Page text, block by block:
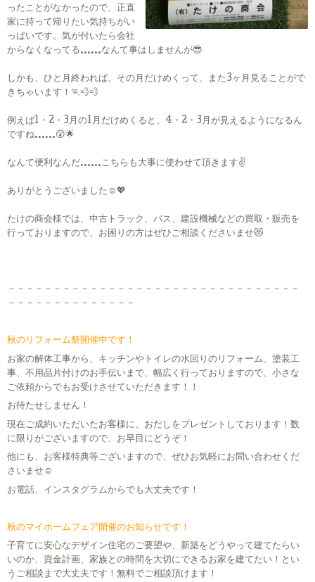
ったことがなかったので、正直
家に持って帰りたい気持ちがい
っぱいです。気が付いたら会社
からなくなってる……なんて事はしませんが😎
しかも、ひと月終われば、その月だけめくって、また3ヶ月見ることがで
きちゃいます！🏃💨💨
例えば1・2・3月の1月だけめくると、4・2・3月が見えるようになるん
ですね……😲🌟
なんて便利なんだ……こちらも大事に使わせて頂きます✌
ありがとうございました☺💖
たけの商会様では、中古トラック、バス、建設機械などの買取・販売を
行っておりますので、お困りの方はぜひご相談くださいませ😻
－－－－－－－－－－－－－－－－－－－－－－－－－－－－－－－－
－－－－－－－－－－－－－－
秋のリフォーム祭開催中です！
お家の解体工事から、キッチンやトイレの水回りのリフォーム、塗装工
事、不用品片付けのお手伝いまで、幅広く行っておりますので、小さな
ご依頼からでもお受けさせていただきます！！
お待たせしません！
現在ご成約いただいたお客様に、おだしをプレゼントしております！数
に限りがございますので、お早目にどうぞ！
他にも、お客様特典等ございますので、ぜひお気軽にお問い合わせくだ
さいませ☺
お電話、インスタグラムからでも大丈夫です！
秋のマイホームフェア開催のお知らせです！
子育てに安心なデザイン住宅のご要望や、新築をどうやって建てたらい
いのか、資金計画、家族との時間を大切にできるお家を建てたい！とい
うご相談まで大丈夫です！無料でご相談頂けます！